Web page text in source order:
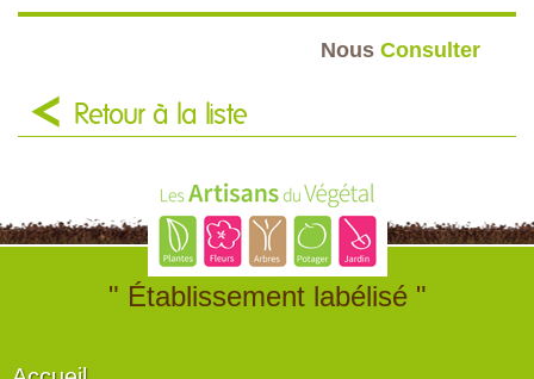
Nous Consulter
Retour à la liste
" Établissement labélisé "